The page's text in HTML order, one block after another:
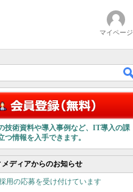
マイページ
技術資料や導入事例など、IT導入の課
つ情報を入手できます。
メディアからのお知らせ
用の応募を受け付けています